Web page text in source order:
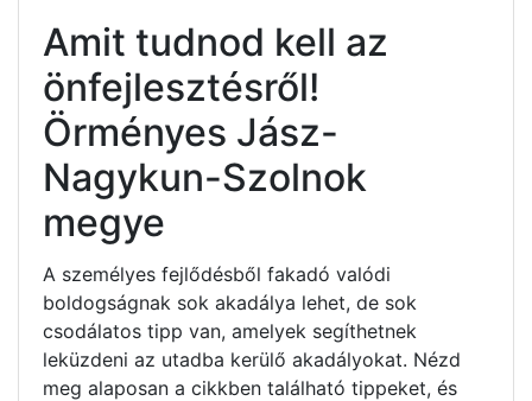
Amit tudnod kell az
önfejlesztésről!
Örményes Jász-
Nagykun-Szolnok
megye
A személyes fejlődésből fakadó valódi
boldogságnak sok akadálya lehet, de sok
csodálatos tipp van, amelyek segíthetnek
leküzdeni az utadba kerülő akadályokat. Nézd
meg alaposan a cikkben található tippeket, és